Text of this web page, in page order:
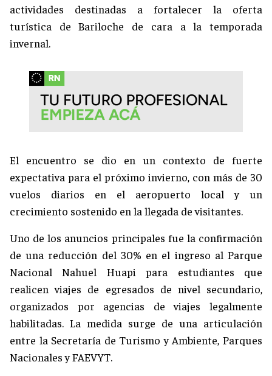
actividades destinadas a fortalecer la oferta
turística de Bariloche de cara a la temporada
invernal.
El encuentro se dio en un contexto de fuerte
expectativa para el próximo invierno, con más de 30
vuelos diarios en el aeropuerto local y un
crecimiento sostenido en la llegada de visitantes.
Uno de los anuncios principales fue la confirmación
de una reducción del 30% en el ingreso al Parque
Nacional Nahuel Huapi para estudiantes que
realicen viajes de egresados de nivel secundario,
organizados por agencias de viajes legalmente
habilitadas. La medida surge de una articulación
entre la Secretaría de Turismo y Ambiente, Parques
Nacionales y FAEVYT.